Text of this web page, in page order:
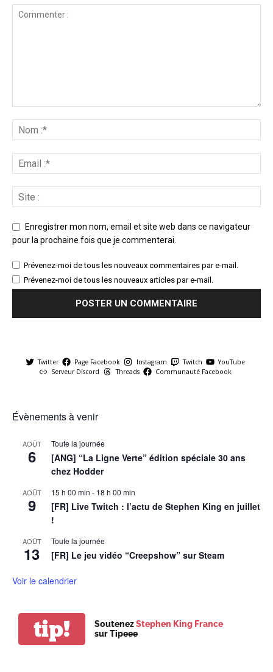
Enregistrer mon nom, email et site web dans ce navigateur
pour la prochaine fois que je commenterai.
Prévenez-moi de tous les nouveaux commentaires par e-mail.
Prévenez-moi de tous les nouveaux articles par e-mail.
Twitter Page Facebook Instagram Twitch
YouTube
Serveur Discord
Threads Communauté Facebook
Évènements à venir
AOÛT
6
Toute la journée
[ANG] “La Ligne Verte” édition spéciale 30 ans
chez Hodder
AOÛT
9
15 h 00 min - 18 h 00 min
[FR] Live Twitch : l’actu de Stephen King en juillet
!
AOÛT
13
Toute la journée
[FR] Le jeu vidéo “Creepshow” sur Steam
Voir le calendrier
tip! SoutenezStephen King France
sur Tipeee